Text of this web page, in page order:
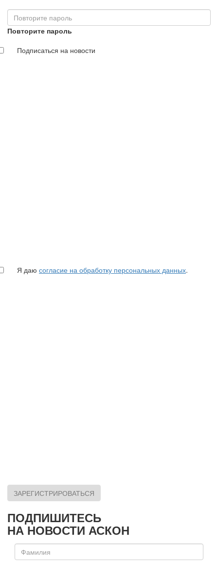
Повторите пароль
Подписаться на новости
Я даю согласие на обработку персональных данных.
ЗАРЕГИСТРИРОВАТЬСЯ
ПОДПИШИТЕСЬ
НА НОВОСТИ АСКОН